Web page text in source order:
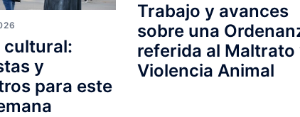
cultural:
y
para este
Trabajo y avances
sobre una
referida al Maltrato
Violencia Animal